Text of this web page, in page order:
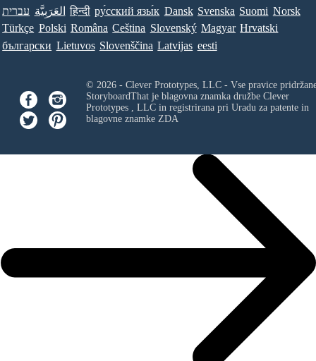
עברית العَرَبِيَّة हिन्दी ру́сский язы́к Dansk Svenska Suomi Norsk
Türkçe Polski Româna Ceština Slovenský Magyar Hrvatski
български Lietuvos Slovenščina Latvijas eesti
© 2026 - Clever Prototypes, LLC - Vse pravice
StoryboardThat je blagovna znamka družbe Clever
Prototypes , LLCin registrirana pri Uradu za patente in
blagovne znamke ZDA